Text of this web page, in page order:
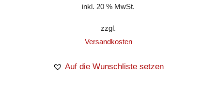
inkl. 20 % MwSt.
zzgl.
Versandkosten
Auf die Wunschliste setzen